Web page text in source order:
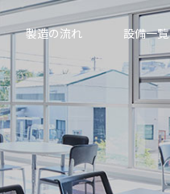
製造の流れ 設備一覧